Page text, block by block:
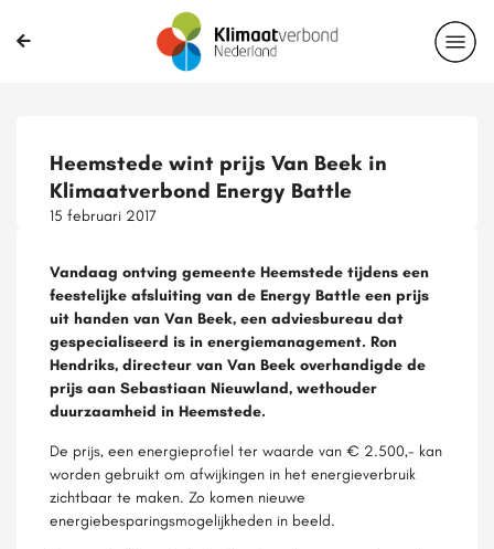
Heemstede wint prijs Van Beek in
Klimaatverbond Energy Battle
15 februari 2017
Vandaag ontving gemeente Heemstede tijdens een
feestelijke afsluiting van de Energy Battle een prijs
uit handen van Van Beek, een adviesbureau dat
gespecialiseerd is in energiemanagement. Ron
Hendriks, directeur van Van Beek overhandigde de
prijs aan Sebastiaan Nieuwland, wethouder
duurzaamheid in Heemstede.
De prijs, een energieprofiel ter waarde van € 2.500,- kan
worden gebruikt om afwijkingen in het energieverbruik
zichtbaar te maken. Zo komen nieuwe
energiebesparingsmogelijkheden in beeld.